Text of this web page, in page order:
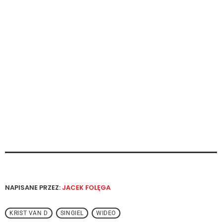
NAPISANE PRZEZ: JACEK FOLĘGA
KRIST VAN D SINGIEL WIDEO